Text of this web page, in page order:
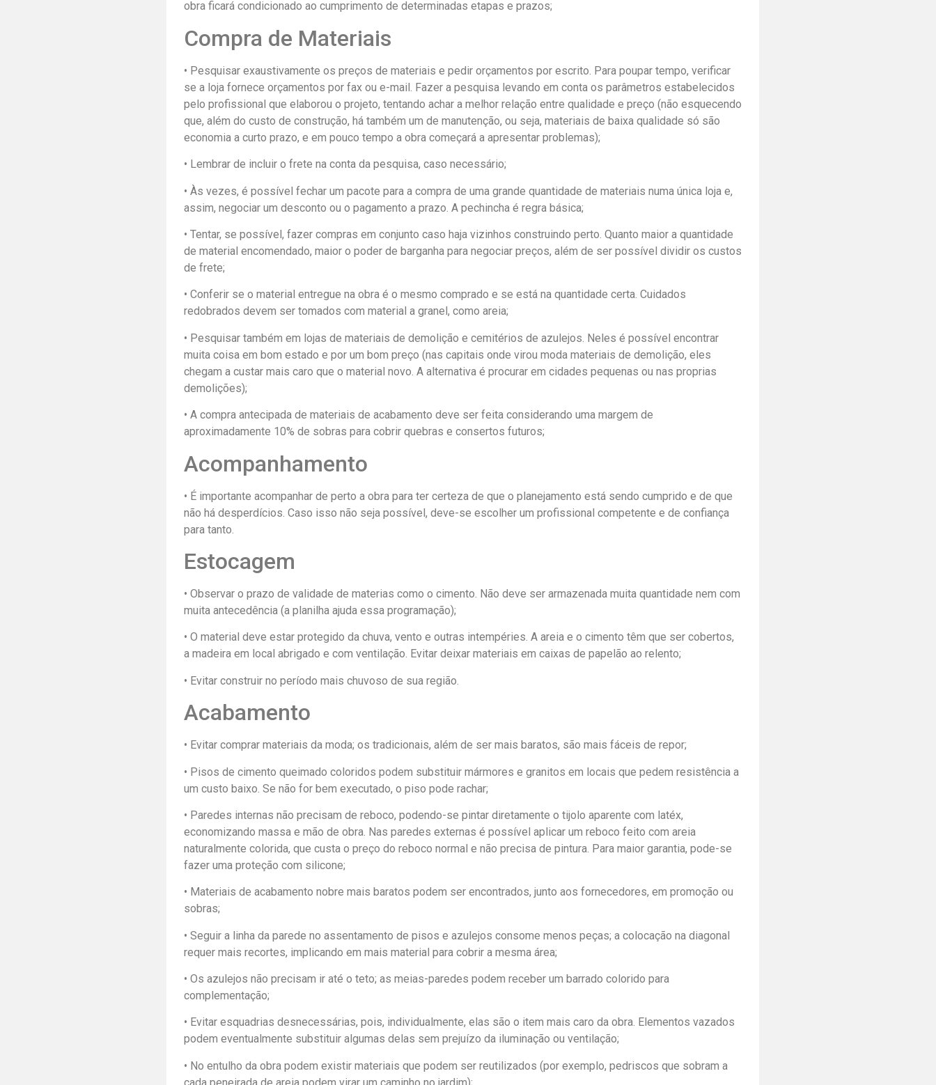
obra ficará condicionado ao cumprimento de determinadas etapas e prazos;
Compra de Materiais
• Pesquisar exaustivamente os preços de materiais e pedir orçamentos por escrito. Para poupar tempo, verificar
se a loja fornece orçamentos por fax ou e-mail. Fazer a pesquisa levando em conta os parâmetros estabelecidos
pelo profissional que elaborou o projeto, tentando achar a melhor relação entre qualidade e preço (não esquecendo
que, além do custo de construção, há também um de manutenção, ou seja, materiais de baixa qualidade só são
economia a curto prazo, e em pouco tempo a obra começará a apresentar problemas);
• Lembrar de incluir o frete na conta da pesquisa, caso necessário;
• Às vezes, é possível fechar um pacote para a compra de uma grande quantidade de materiais numa única loja e,
assim, negociar um desconto ou o pagamento a prazo. A pechincha é regra básica;
• Tentar, se possível, fazer compras em conjunto caso haja vizinhos construindo perto. Quanto maior a quantidade
de material encomendado, maior o poder de barganha para negociar preços, além de ser possível dividir os custos
de frete;
• Conferir se o material entregue na obra é o mesmo comprado e se está na quantidade certa. Cuidados
redobrados devem ser tomados com material a granel, como areia;
• Pesquisar também em lojas de materiais de demolição e cemitérios de azulejos. Neles é possível encontrar
muita coisa em bom estado e por um bom preço (nas capitais onde virou moda materiais de demolição, eles
chegam a custar mais caro que o material novo. A alternativa é procurar em cidades pequenas ou nas proprias
demolições);
• A compra antecipada de materiais de acabamento deve ser feita considerando uma margem de
aproximadamente 10% de sobras para cobrir quebras e consertos futuros;
Acompanhamento
• É importante acompanhar de perto a obra para ter certeza de que o planejamento está sendo cumprido e de que
não há desperdícios. Caso isso não seja possível, deve-se escolher um profissional competente e de confiança
para tanto.
Estocagem
• Observar o prazo de validade de materias como o cimento. Não deve ser armazenada muita quantidade nem com
muita antecedência (a planilha ajuda essa programação);
• O material deve estar protegido da chuva, vento e outras intempéries. A areia e o cimento têm que ser cobertos,
a madeira em local abrigado e com ventilação. Evitar deixar materiais em caixas de papelão ao relento;
• Evitar construir no período mais chuvoso de sua região.
Acabamento
• Evitar comprar materiais da moda; os tradicionais, além de ser mais baratos, são mais fáceis de repor;
• Pisos de cimento queimado coloridos podem substituir mármores e granitos em locais que pedem resistência a
um custo baixo. Se não for bem executado, o piso pode rachar;
• Paredes internas não precisam de reboco, podendo-se pintar diretamente o tijolo aparente com latéx,
economizando massa e mão de obra. Nas paredes externas é possível aplicar um reboco feito com areia
naturalmente colorida, que custa o preço do reboco normal e não precisa de pintura. Para maior garantia, pode-se
fazer uma proteção com silicone;
• Materiais de acabamento nobre mais baratos podem ser encontrados, junto aos fornecedores, em promoção ou
sobras;
• Seguir a linha da parede no assentamento de pisos e azulejos consome menos peças; a colocação na diagonal
requer mais recortes, implicando em mais material para cobrir a mesma área;
• Os azulejos não precisam ir até o teto; as meias-paredes podem receber um barrado colorido para
complementação;
• Evitar esquadrias desnecessárias, pois, individualmente, elas são o item mais caro da obra. Elementos vazados
podem eventualmente substituir algumas delas sem prejuízo da iluminação ou ventilação;
• No entulho da obra podem existir materiais que podem ser reutilizados (por exemplo, pedriscos que sobram a